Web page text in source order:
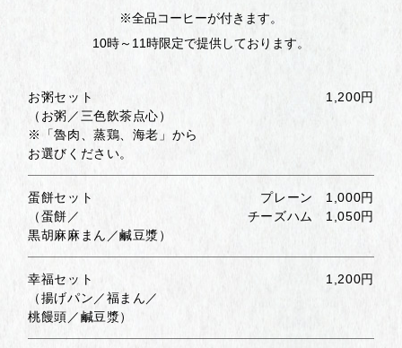
※全品コーヒーが付きます。
10時～11時限定で提供しております。
お粥セット
（お粥／三色飲茶点心）
※「魯肉、蒸鶏、海老」から
お選びください。
1,200円
蛋餅セット
（蛋餅／
黒胡麻麻まん／鹹豆漿）
プレーン 1,000円
チーズハム 1,050円
幸福セット
（揚げパン／福まん／
桃饅頭／鹹豆漿）
1,200円